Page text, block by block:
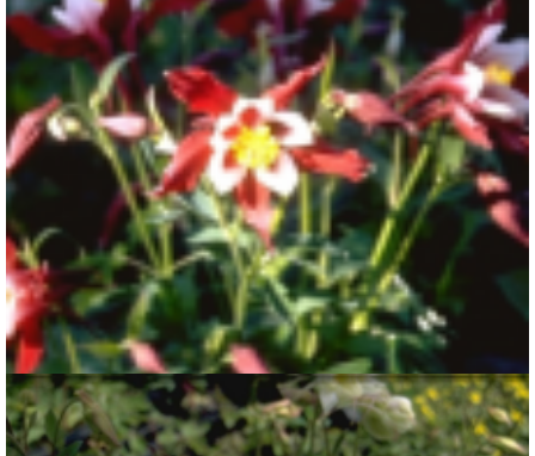
Akelei
Aquilegia 'Red Hobbit'